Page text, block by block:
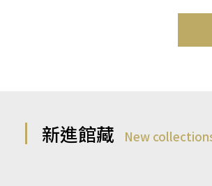
新進館藏 New